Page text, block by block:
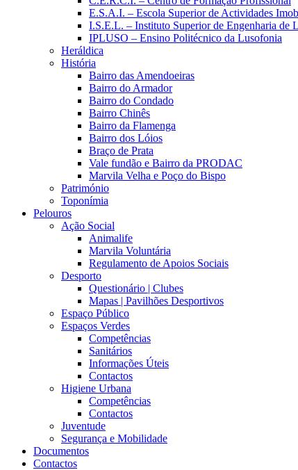
E.S.A.I. – Escola Superior de Actividades
I.S.E.L. – Instituto Superior de Engenharia de
IPLUSO – Ensino Politécnico da Lusofonia
Heráldica
História
Bairro das Amendoeiras
Bairro do Armador
Bairro do Condado
Bairro Chinês
Bairro da Flamenga
Bairro dos Lóios
Braço de Prata
Vale fundão e Bairro da PRODAC
Marvila Velha e Poço do Bispo
Património
Toponímia
Pelouros
Ação Social
Animalife
Marvila Voluntária
Regulamento de Apoios Sociais
Desporto
Questionário | Clubes
Mapas | Pavilhões Desportivos
Espaço Público
Espaços Verdes
Competências
Sanitários
Informações Úteis
Contactos
Higiene Urbana
Competências
Contactos
Juventude
Segurança e Mobilidade
Documentos
Contactos